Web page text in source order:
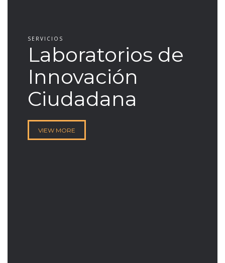
SERVICIOS
Laboratorios de
Innovación
Ciudadana
VIEW MORE